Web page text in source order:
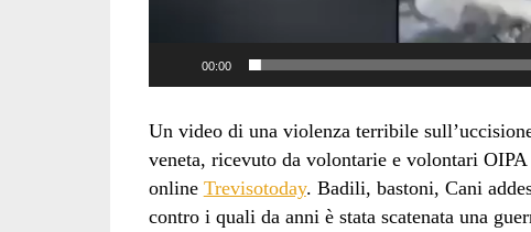
00:00
Un video di una violenza terribile
veneta, ricevuto da volontarie e volontari
online Trevisotoday. Badili, bastoni, Cani
contro i quali da anni è stata scatenata una